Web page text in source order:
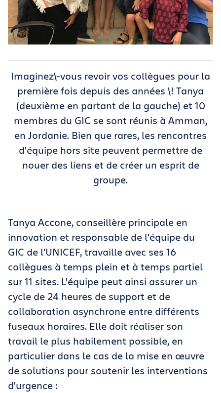
Imaginez\-vous revoir vos collègues pour la
première fois depuis des années \! Tanya
(deuxième en partant de la gauche) et 10
membres du GIC se sont réunis à Amman,
en Jordanie. Bien que rares, les rencontres
d'équipe hors site peuvent permettre de
nouer des liens et de créer un esprit de
groupe.
Tanya Accone, conseillère principale en
innovation et responsable de l'équipe du
GIC de l'UNICEF, travaille avec ses 16
collègues à temps plein et à temps partiel
sur 11 sites. L'équipe peut ainsi assurer un
cycle de 24 heures de support et de
collaboration asynchrone entre différents
fuseaux horaires. Elle doit réaliser son
travail le plus habilement possible, en
particulier dans le cas de la mise en œuvre
de solutions pour soutenir les interventions
d'urgence :